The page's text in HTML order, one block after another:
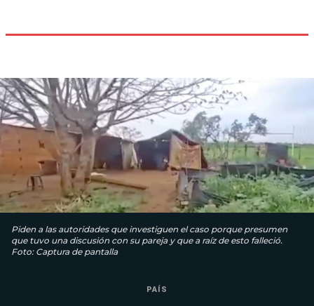
Piden a las autoridades que investiguen el caso porque presumen
que tuvo una discusión con su pareja y que a raíz de esto falleció.
Foto: Captura de pantalla
PAÍS